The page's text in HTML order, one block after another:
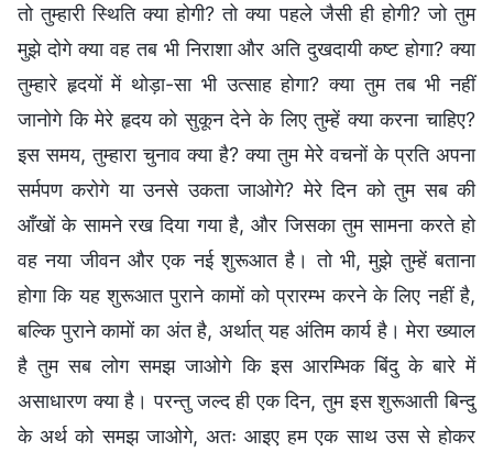
तो तुम्हारी स्थिति क्या होगी? तो क्या पहले जैसी ही होगी? जो तुम
मुझे दोगे क्या वह तब भी निराशा और अति दुखदायी कष्ट होगा? क्या
तुम्हारे हृदयों में थोड़ा-सा भी उत्साह होगा? क्या तुम तब भी नहीं
जानोगे कि मेरे हृदय को सुकून देने के लिए तुम्हें क्या करना चाहिए?
इस समय, तुम्हारा चुनाव क्या है? क्या तुम मेरे वचनों के प्रति अपना
सर्मपण करोगे या उनसे उकता जाओगे? मेरे दिन को तुम सब की
आँखों के सामने रख दिया गया है, और जिसका तुम सामना करते हो
वह नया जीवन और एक नई शुरूआत है। तो भी, मुझे तुम्हें बताना
होगा कि यह शुरूआत पुराने कामों को प्रारम्भ करने के लिए नहीं है,
बल्कि पुराने कामों का अंत है, अर्थात् यह अंतिम कार्य है। मेरा ख्याल
है तुम सब लोग समझ जाओगे कि इस आरम्भिक बिंदु के बारे में
असाधारण क्या है। परन्तु जल्द ही एक दिन, तुम इस शुरूआती बिन्दु
के अर्थ को समझ जाओगे, अतः आइए हम एक साथ उस से होकर